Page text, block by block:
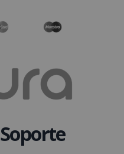
Soporte